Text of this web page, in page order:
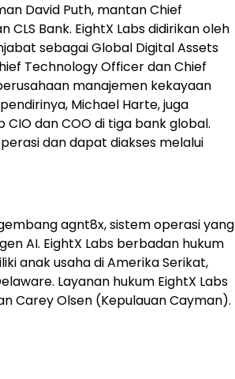
David Puth, mantan Chief
Bank. EightX Labs didirikan oleh
sebagai Global Digital Assets
Technology Officer dan Chief
manajemen kekayaan
Michael Harte, juga
dan COO di tiga bank global.
dan dapat diakses melalui
agnt8x, sistem operasi yang
AI. EightX Labs berbadan hukum
anak usaha di Amerika Serikat,
Layanan hukum EightX Labs
Carey Olsen (Kepulauan Cayman).